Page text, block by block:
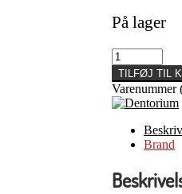
På lager
Dentoriums
mundbind,
hvide,
1000
stk.
antal
TILFØJ TIL
Brand